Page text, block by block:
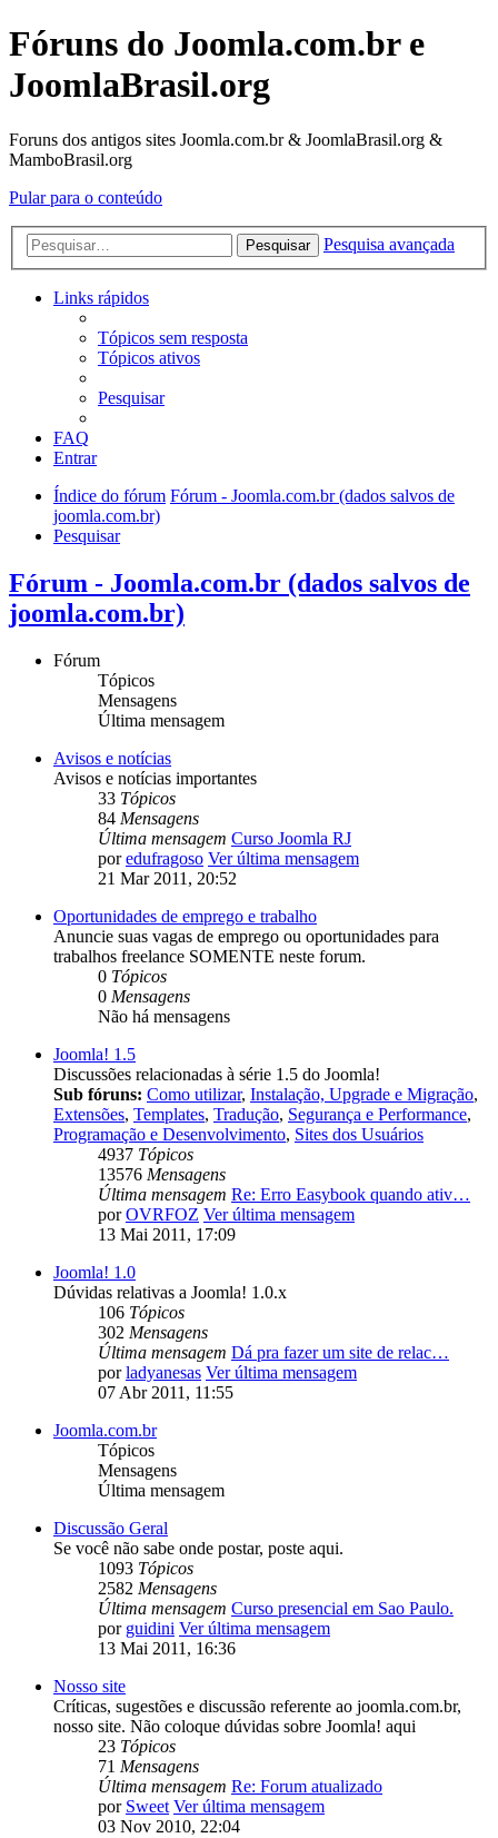
Fóruns do Joomla.com.br e
JoomlaBrasil.org
Foruns dos antigos sites Joomla.com.br & JoomlaBrasil.org &
MamboBrasil.org
Pular para o conteúdo
Pesquisar Pesquisa avançada
Links rápidos
Tópicos sem resposta
Tópicos ativos
Pesquisar
FAQ
Entrar
Índice do fórum Fórum - Joomla.com.br (dados salvos de
joomla.com.br)
Pesquisar
Fórum - Joomla.com.br (dados salvos de
joomla.com.br)
Fórum
Tópicos
Mensagens
Última mensagem
Avisos e notícias
Avisos e notícias importantes
33 Tópicos
84 Mensagens
Última mensagem Curso Joomla RJ
poredufragoso Ver última mensagem
21 Mar 2011, 20:52
Oportunidades de emprego e trabalho
Anuncie suas vagas de emprego ou oportunidades para
trabalhos freelance SOMENTE neste forum.
0 Tópicos
0 Mensagens
Não há mensagens
Joomla! 1.5
Discussões relacionadas à série 1.5 do Joomla!
Sub fóruns: Como utilizar, Instalação, Upgrade e Migração,
Extensões, Templates, Tradução, Segurança e Performance,
Programação e Desenvolvimento, Sites dos Usuários
4937 Tópicos
13576 Mensagens
Última mensagem Re: Erro Easybook quando ativ…
porOVRFOZ Ver última mensagem
13 Mai 2011, 17:09
Joomla! 1.0
Dúvidas relativas a Joomla! 1.0.x
106 Tópicos
302 Mensagens
Última mensagem Dá pra fazer um site de relac…
porladyanesas Ver última mensagem
07 Abr 2011, 11:55
Joomla.com.br
Tópicos
Mensagens
Última mensagem
Discussão Geral
Se você não sabe onde postar, poste aqui.
1093 Tópicos
2582 Mensagens
Última mensagem Curso presencial em Sao Paulo.
por guidini Ver última mensagem
13 Mai 2011, 16:36
Nosso site
Críticas, sugestões e discussão referente ao joomla.com.br,
nosso site. Não coloque dúvidas sobre Joomla! aqui
23 Tópicos
71 Mensagens
Última mensagem Re: Forum atualizado
por Sweet Ver última mensagem
03 Nov 2010, 22:04